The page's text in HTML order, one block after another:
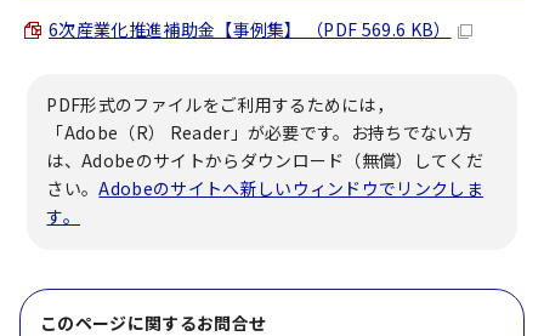
6次産業化推進補助金【事例集】 （PDF 569.6 KB）
PDF形式のファイルをご利用するためには，
「Adobe（R） Reader」が必要です。お持ちでない方
は、Adobeのサイトからダウンロード（無償）してくだ
さい。Adobeのサイトへ新しいウィンドウでリンクしま
す。
このページに関するお問合せ